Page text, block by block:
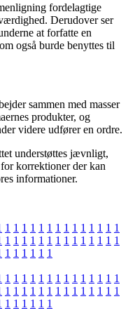
fordelagtige
Derudover ser
at forfatte en
også burde benyttes til
sammen med masser
produkter, og
videre udfører en ordre.
understøttes jævnligt,
korrektioner der kan
informationer.
1 1 1 1 1 1 1 1 1 1 1 1 1 1
1 1 1 1 1 1 1 1 1 1 1 1 1 1
1 1 1 1 1 1
1 1 1 1 1 1 1 1 1 1 1 1 1 1
1 1 1 1 1 1 1 1 1 1 1 1 1 1
1 1 1 1 1 1